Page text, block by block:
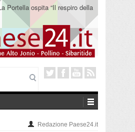
Portella ospita “Il respiro della
del collettivo 365
Redazione Paese24.it